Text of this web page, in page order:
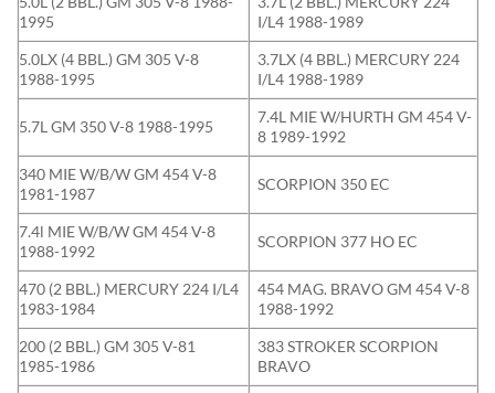
1995
I/L4 1988-1989
5.0LX (4 BBL.) GM 305 V-8
1988-1995
3.7LX (4 BBL.) MERCURY 224
I/L4 1988-1989
5.7L GM 350 V-8 1988-1995
7.4L MIE W/HURTH GM 454 V-
8 1989-1992
340 MIE W/B/W GM 454 V-8
1981-1987
SCORPION 350 EC
7.4l MIE W/B/W GM 454 V-8
1988-1992
SCORPION 377 HO EC
470 (2 BBL.) MERCURY 224 I/L4
1983-1984
454 MAG. BRAVO GM 454 V-8
1988-1992
200 (2 BBL.) GM 305 V-81
1985-1986
383 STROKER SCORPION
BRAVO